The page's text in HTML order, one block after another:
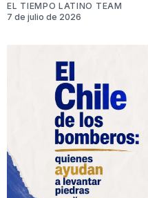
EL TIEMPO LATINO TEAM
7 de julio de 2026